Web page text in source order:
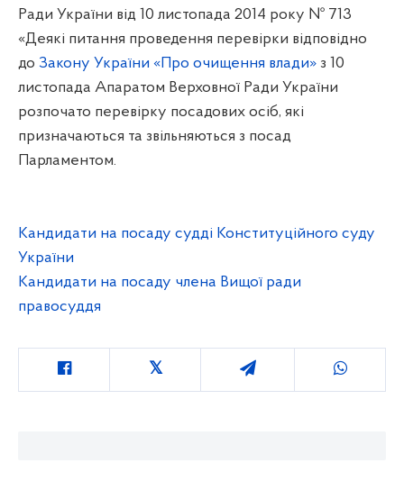
Ради України від 10 листопада 2014 року № 713
«Деякі питання проведення перевірки відповідно
до Закону України «Про очищення влади» з 10
листопада Апаратом Верховної Ради України
розпочато перевірку посадових осіб, які
призначаються та звільняються з посад
Парламентом.
Кандидати на посаду судді Конституційного суду
України
Кандидати на посаду члена Вищої ради
правосуддя